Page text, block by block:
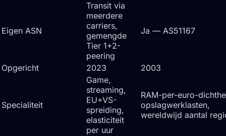
Eigen ASN
Transit via
meerdere
carriers,
gemengde
Tier 1+2-
peering
Ja — AS51167
Opgericht 2023 2003
Specialiteit
Game,
streaming,
EU+VS-
spreiding,
elasticiteit
per uur
RAM-per-euro-
opslagwerklasten,
wereldwijd aantal